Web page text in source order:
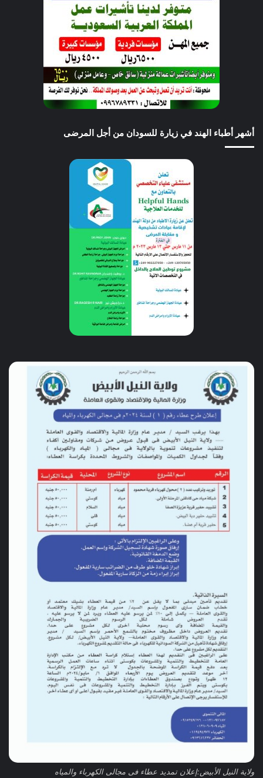
أشهر أطباء الهند في زيارة للسودان من أجل المرضى
ولاية النيل الأبيض:إعلان تمديد عطاء فى مجالى الكهرباء والمياه